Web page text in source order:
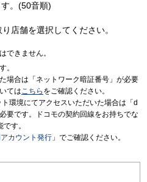
。(50音順)
店舗を選択してください。
できません。
。
場合は「ネットワーク暗証番号」が必要
てはこちら をご確認ください。
環境にてアクセスいただいた場合は「d
要です。ドコモの契約回線をお持ちでな
す。
カウント発行 」でご確認ください。